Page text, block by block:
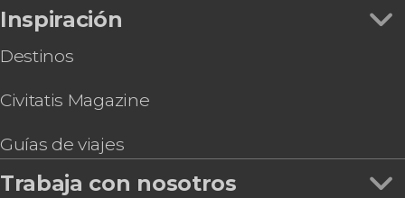
Inspiración
Destinos
Civitatis Magazine
Guías de viajes
Trabaja con nosotros